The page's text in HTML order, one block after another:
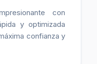
con
y optimizada
confianza y